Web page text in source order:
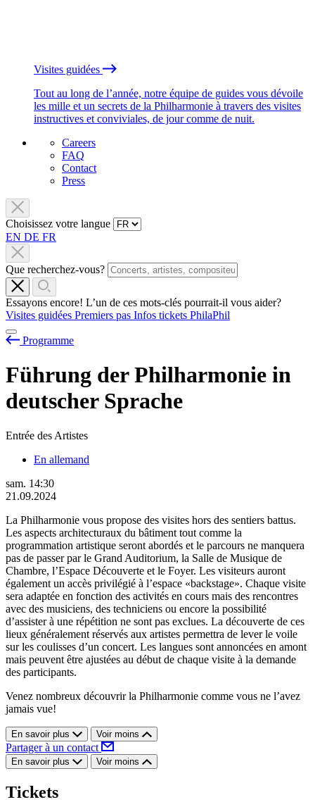
Visites guidées
Tout au long de l’année, notre équipe de guides vous dévoile
les mille et un secrets de la Philharmonie à travers des visites
instructives et conviviales, de jour comme de nuit.
Careers
FAQ
Contact
Press
Choisissez votre langue
EN DE FR
Que recherchez-vous?
Essayons encore! L’un de ces mots-clés pourrait-il vous aider?
Visites guidées Premiers pas Infos tickets PhilaPhil
Programme
Führung der Philharmonie in
deutscher Sprache
Entrée des Artistes
En allemand
sam. 14:30
21.09.2024
La Philharmonie vous propose des visites hors des sentiers battus.
Les aspects architecturaux du bâtiment tout comme la
programmation artistique seront abordés et le parcours ne manquera
pas de passer par le Grand Auditorium, la Salle de Musique de
Chambre, l’Espace Découverte et le Foyer. Les visiteurs auront
également un accès privilégié à l’espace «backstage». Chaque visite
sera adaptée en fonction des activités en cours mais des rencontres
avec des musiciens, des techniciens ou encore la possibilité
d’assister à une répétition ne sont pas exclues. La découverte de ces
lieux généralement réservés aux artistes permettra de lever le voile
sur les coulisses d’un concert. Les langues sont annoncées en amont
mais peuvent être ajustées au début de chaque visite à la demande
des participants.
Venez nombreux découvrir la Philharmonie comme vous ne l’avez
jamais vue!
En savoir plus Voir moins
Partager à un contact
En savoir plus Voir moins
Tickets